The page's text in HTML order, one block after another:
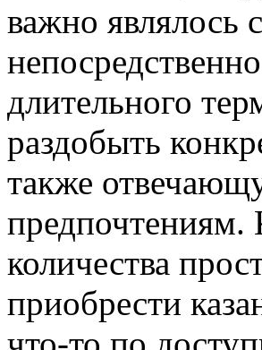
важно являлось
длительного
раздобыть
также
предпочтениям.
количества
приобрести